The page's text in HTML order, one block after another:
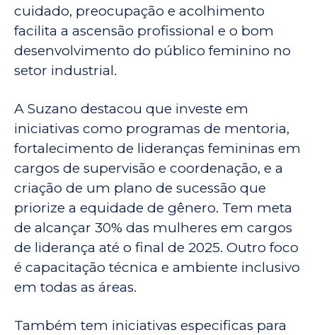
cuidado, preocupação e acolhimento
facilita a ascensão profissional e o bom
desenvolvimento do público feminino no
setor industrial.
A Suzano destacou que investe em
iniciativas como programas de mentoria,
fortalecimento de lideranças femininas em
cargos de supervisão e coordenação, e a
criação de um plano de sucessão que
priorize a equidade de gênero. Tem meta
de alcançar 30% das mulheres em cargos
de liderança até o final de 2025. Outro foco
é capacitação técnica e ambiente inclusivo
em todas as áreas.
Também tem iniciativas especificas para